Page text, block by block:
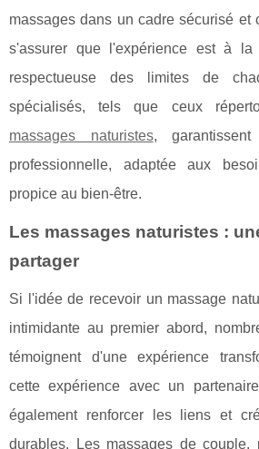
massages dans un cadre sécurisé et
s'assurer que l'expérience est à
respectueuse des limites de
spécialisés, tels que ceux
massages naturistes,
professionnelle, adaptée aux
propice au bien-être.
Les massages naturistes :
partager
Si l'idée de recevoir un massage
intimidante au premier abord,
témoignent d'une expérience
cette expérience avec un
également renforcer les liens et
durables. Les massages de couple,